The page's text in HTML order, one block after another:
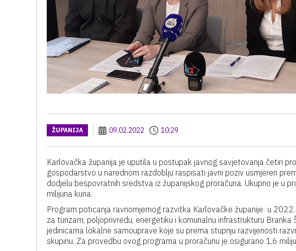
ŽUPANIJA 09.02.2022 10:29
Karlovačka županija je uputila u postupak javnog savjetovanja četiri
gospodarstvo u narednom razdoblju raspisati javni poziv usmjeren
dodjelu bespovratnih sredstva iz županijskog proračuna. Ukupno je u
milijuna kuna.
Program poticanja ravnomjernog razvitka Karlovačke županije u
za turizam, poljoprivredu, energetiku i komunalnu infrastrukturu Branka
jedinicama lokalne samouprave koje su prema stupnju razvijenosti
skupinu. Za provedbu ovog programa u proračunu je osigurano 1,6